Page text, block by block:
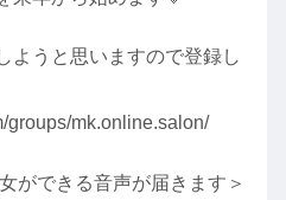
ようと思いますので登録し
groups/mk.online.salon/
ができる音声が届きます＞